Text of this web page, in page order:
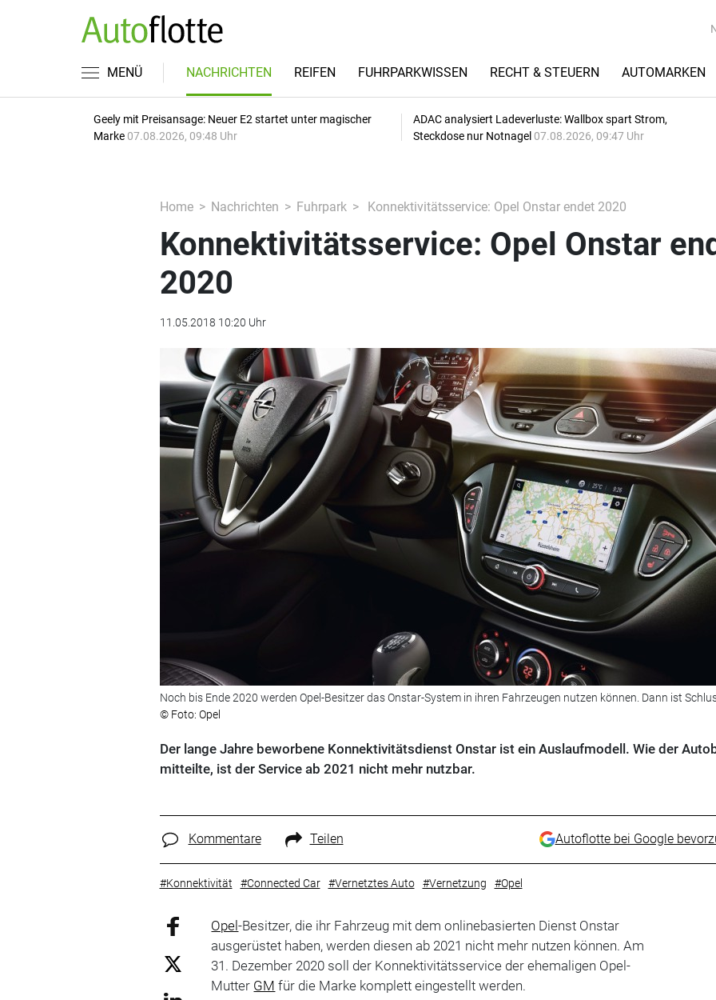
MENÜ NACHRICHTEN REIFEN FUHRPARKWISSEN RECHT & STEUERN AUTOMARKEN
Geely mit Preisansage: Neuer E2 startet unter magischer
Marke 07.08.2026, 09:48 Uhr
ADAC analysiert Ladeverluste: Wallbox spart Strom,
Steckdose nur Notnagel 07.08.2026, 09:47 Uhr
Home Nachrichten Fuhrpark Konnektivitätsservice: Opel Onstar endet 2020
Konnektivitätsservice: Opel Onstar
2020
11.05.2018 10:20 Uhr
Noch bis Ende 2020 werden Opel-Besitzer das Onstar-System in ihren Fahrzeugen nutzen können. Dann ist
© Foto: Opel
Der lange Jahre beworbene Konnektivitätsdienst Onstar ist ein Auslaufmodell. Wie der
mitteilte, ist der Service ab 2021 nicht mehr nutzbar.
Kommentare Teilen Autoflotte bei Google
#Konnektivität #Connected Car #Vernetztes Auto #Vernetzung #Opel
Opel-Besitzer, die ihr Fahrzeug mit dem onlinebasierten Dienst Onstar
ausgerüstet haben, werden diesen ab 2021 nicht mehr nutzen können. Am
31. Dezember 2020 soll der Konnektivitätsservice der ehemaligen Opel-
Mutter GM für die Marke komplett eingestellt werden.